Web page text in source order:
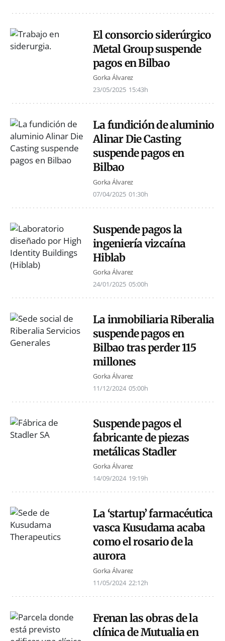
El consorcio siderúrgico
Metal Group suspende
pagos en Bilbao
Gorka Álvarez
23/05/2025 15:43h
La fundición de aluminio
Alinar Die Casting
suspende pagos en
Bilbao
Gorka Álvarez
07/04/2025 01:30h
Suspende pagos la
ingeniería vizcaína
Hiblab
Gorka Álvarez
24/01/2025 05:00h
La inmobiliaria Riberalia
suspende pagos en
Bilbao tras perder 115
millones
Gorka Álvarez
11/12/2024 05:00h
Suspende pagos el
fabricante de piezas
metálicas Stadler
Gorka Álvarez
14/09/2024 19:19h
La ‘startup’ farmacéutica
vasca Kusudama acaba
como el rosario de la
aurora
Gorka Álvarez
11/05/2024 22:12h
Frenan las obras de la
clínica de Mutualia en